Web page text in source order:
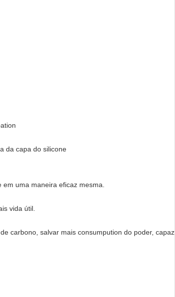
da capa do silicone
uma maneira eficaz mesma.
vida útil.
carbono, salvar mais consumpution do poder, capaz